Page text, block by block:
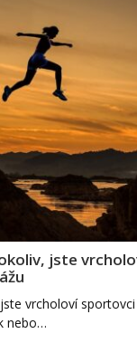
jste
vrcholoví
nebo…